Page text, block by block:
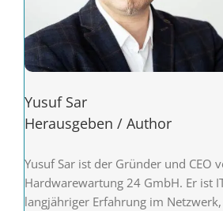
Yusuf Sar
Herausgeben / Author
Yusuf Sar ist der Gründer und CEO
Hardwarewartung 24 GmbH. Er ist
langjähriger Erfahrung im